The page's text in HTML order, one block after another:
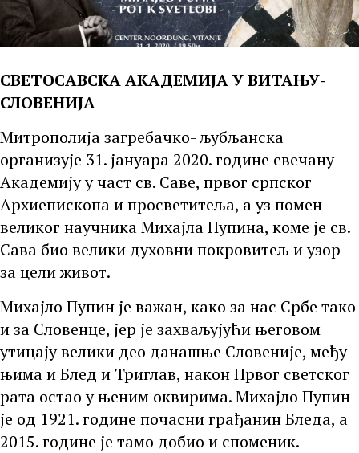
СВЕТОСАВСКА АКАДЕМИЈА У ВИТАЊУ-
СЛОВЕНИЈА
Митрополија загребачко- љубљанска
организује 31. јануара 2020. године свечану
Академију у част св. Саве, првог српског
Архиепископа и просветитеља, а уз помен
великог научника Михајла Пупина, коме је св.
Сава био велики духовни покровитељ и узор
за цели живот.
Михајло Пупин је важан, како за нас Србе тако
и за Словенце, јер је захваљујући његовом
утицају велики део данашње Словеније, међу
њима и Блед и Триглав, након Првог светског
рата остао у њеним оквирима. Михајло Пупин
је од 1921. године почасни грађанин Бледа, а
2015. године је тамо добио и споменик.